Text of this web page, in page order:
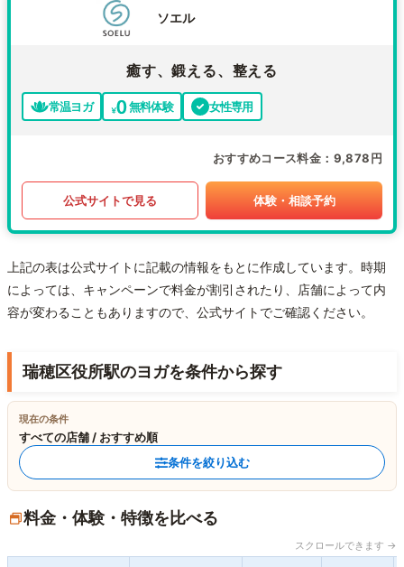
ソエル
癒す、鍛える、整える
常温ヨガ 無料体験 女性専用
おすすめコース料金 9,878円
公式サイトで見る 体験・相談予約
上記の表は公式サイトに記載の情報をもとに作成しています。時期
によっては、キャンペーンで料金が割引されたり、店舗によって内
容が変わることもありますので、公式サイトでご確認ください。
瑞穂区役所駅のヨガを条件から探す
現在の条件
すべての店舗 / おすすめ順
条件を絞り込む
料金・体験・特徴を比べる
スクロールできます →